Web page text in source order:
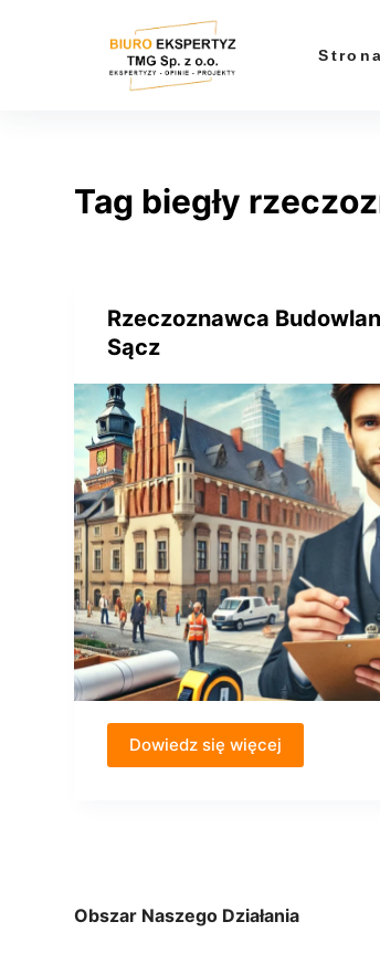
Tag biegły
Rzeczoznawca
Sącz
Dowiedz się więcej
Obszar Naszego Działania